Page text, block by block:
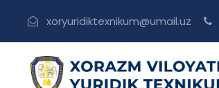
xoryuridiktexnikum@umail.uz